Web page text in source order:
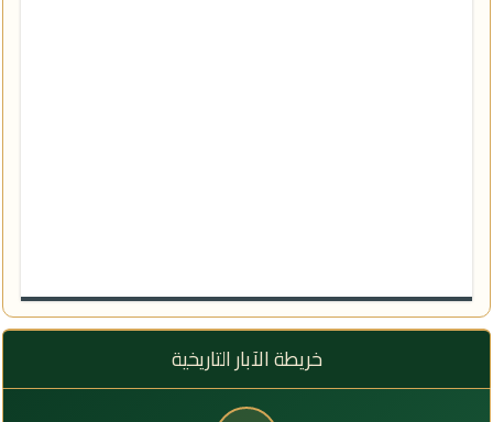
خريطة الآبار التاريخية